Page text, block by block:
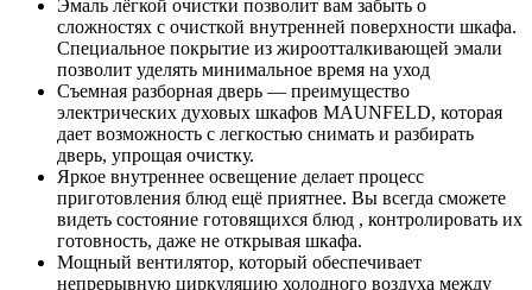
Эмаль лёгкой очистки позволит вам забыть о
сложностях с очисткой внутренней поверхности шкафа.
Специальное покрытие из жироотталкивающей эмали
позволит уделять минимальное время на уход
Съемная разборная дверь — преимущество
электрических духовых шкафов MAUNFELD, которая
дает возможность с легкостью снимать и разбирать
дверь, упрощая очистку.
Яркое внутреннее освещение делает процесс
приготовления блюд ещё приятнее. Вы всегда сможете
видеть состояние готовящихся блюд , контролировать их
готовность, даже не открывая шкафа.
Мощный вентилятор, который обеспечивает
непрерывную циркуляцию холодного воздуха между